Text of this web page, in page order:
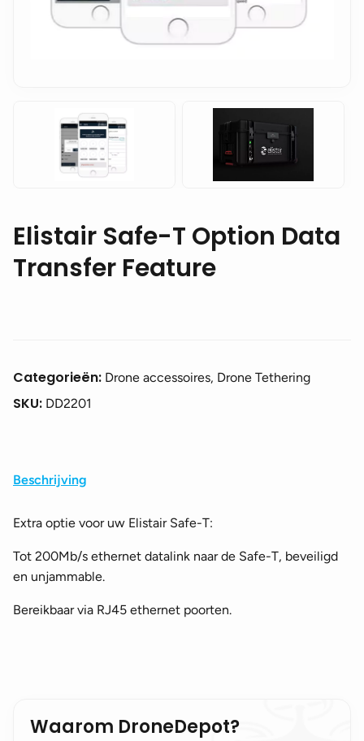
Elistair Safe-T Option Data
Transfer Feature
Categorieën: Drone accessoires, Drone Tethering
SKU: DD2201
Beschrijving
Extra optie voor uw Elistair Safe-T:
Tot 200Mb/s ethernet datalink naar de Safe-T, beveiligd
en unjammable.
Bereikbaar via RJ45 ethernet poorten.
Waarom DroneDepot?